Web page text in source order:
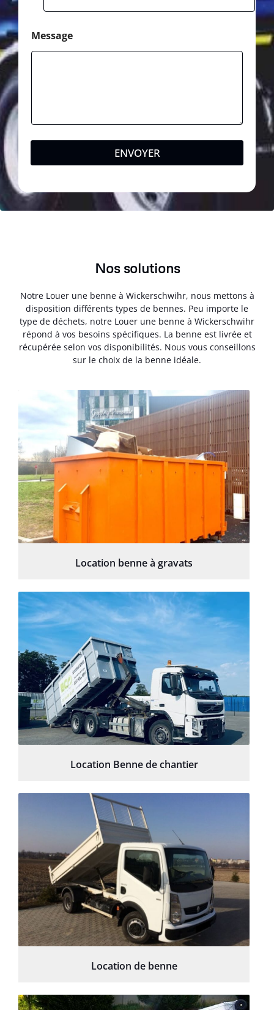
Message
ENVOYER
Nos solutions
Notre Louer une benne à Wickerschwihr, nous mettons à
disposition différents types de bennes. Peu importe le
type de déchets, notre Louer une benne à Wickerschwihr
répond à vos besoins spécifiques. La benne est livrée et
récupérée selon vos disponibilités. Nous vous conseillons
sur le choix de la benne idéale.
Location benne à gravats
Location Benne de chantier
Location de benne